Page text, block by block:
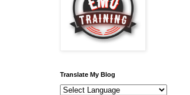
Translate My Blog